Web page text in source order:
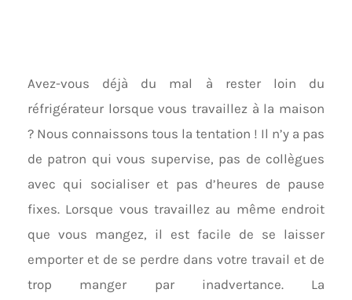
Avez-vous déjà du mal à rester loin du
réfrigérateur lorsque vous travaillez à la maison
? Nous connaissons tous la tentation ! Il n’y a pas
de patron qui vous supervise, pas de collègues
avec qui socialiser et pas d’heures de pause
fixes. Lorsque vous travaillez au même endroit
que vous mangez, il est facile de se laisser
emporter et de se perdre dans votre travail et de
trop manger par inadvertance. La